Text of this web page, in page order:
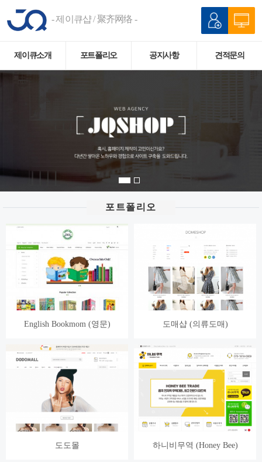
- 제이큐샵 / 聚齐网络 -
제이큐소개 포트폴리오 공지사항 견적문의
포트폴리오
English Bookmom (영문) 도매샵 (의류도매)
도도몰 하니비무역 (Honey Bee)